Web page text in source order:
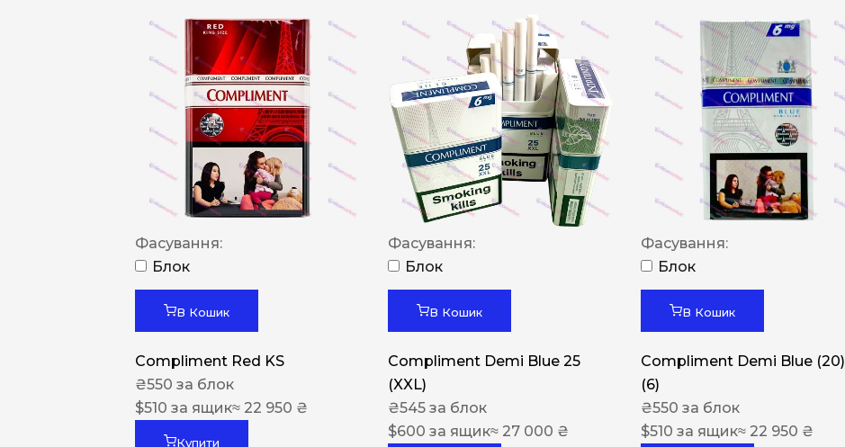
Фасування:
Блок
В Кошик
Compliment Red KS
₴550 за блок
$510 за ящик≈ 22 950 ₴
Купити
Фасування:
Блок
В Кошик
Compliment Demi Blue 25
(XXL)
₴545 за блок
$600 за ящик≈ 27 000 ₴
Фасування:
Блок
В Кошик
Compliment Demi Blue (20)
(6)
₴550 за блок
$510 за ящик≈ 22 950 ₴